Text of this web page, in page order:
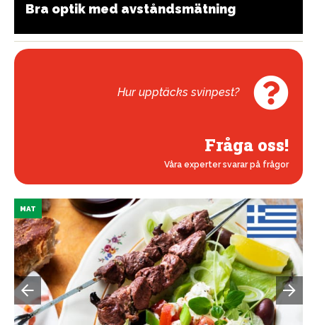
Bra optik med avståndsmätning
Hur upptäcks svinpest?
Fråga oss!
Våra experter svarar på frågor
MAT